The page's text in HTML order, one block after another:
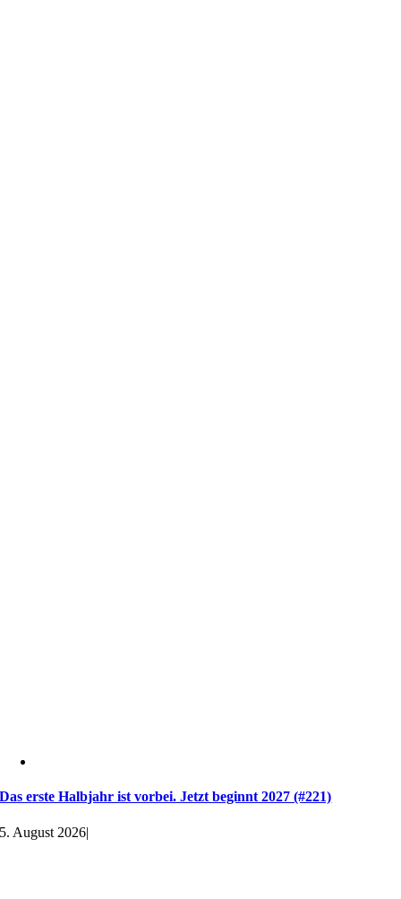
Das erste Halbjahr ist vorbei. Jetzt beginnt 2027 (#221)
5. August 2026|